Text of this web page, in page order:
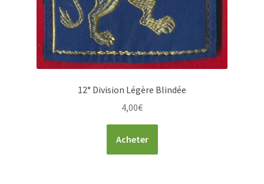
12° Division Légère Blindée
4,00€
Acheter